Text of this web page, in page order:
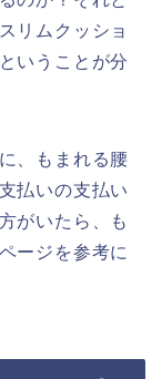
リムクッショ
いうことが分
、もまれる腰
払いの支払い
がいたら、も
ージを参考に